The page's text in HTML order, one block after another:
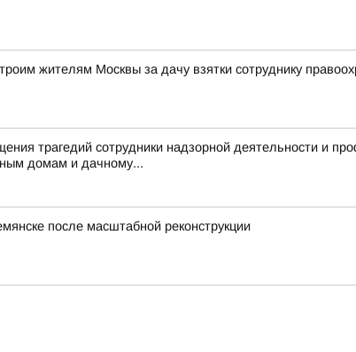
жителям Москвы за дачу взятки сотруднику
трагедий сотрудники надзорной деятельности и
домам и дачному...
после масштабной реконструкции